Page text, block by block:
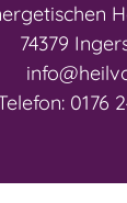
74379
0176